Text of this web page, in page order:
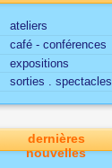
ateliers
café - conférences
expositions
sorties . spectacles
dernières
nouvelles